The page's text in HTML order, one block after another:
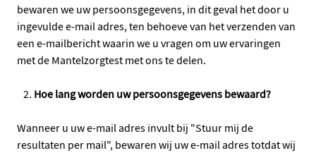
bewaren we uw persoonsgegevens, in dit geval het door u
ingevulde e-mail adres, ten behoeve van het verzenden van
een e-mailbericht waarin we u vragen om uw ervaringen
met de Mantelzorgtest met ons te delen.
Hoe lang worden uw persoonsgegevens bewaard?
Wanneer u uw e-mail adres invult bij "Stuur mij de
resultaten per mail", bewaren wij uw e-mail adres totdat wij